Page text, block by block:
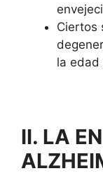
Ciertos
la edad
II. LA